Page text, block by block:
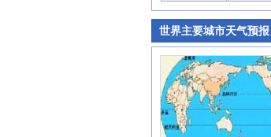
世界主要城市天气预报